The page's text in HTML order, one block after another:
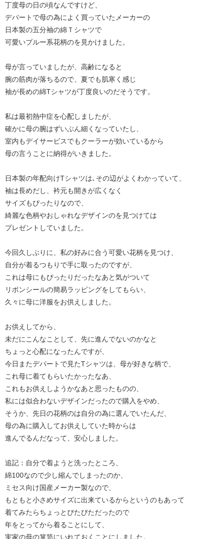
丁度母の日の頃なんですけど、
デパートで母の為によく買っていたメーカーの
日本製の五分袖の綿Ｔシャツで
可愛いプルー系花柄のを見かけました。
母が言っていましたが、高齢になると
腕の筋肉が落ちるので、夏でも肌寒く感じ
袖が長めの綿Tシャツが丁度良いのだそうです。
私は最初熱中症を心配しましたが、
確かに母の腕はずいぶん細くなっていたし、
室内もデイサービスでもクーラーが効いているから
母の言うことに納得がいきました。
日本製の年配向けTシャツは､その辺がよくわかっていて、
袖は長めだし、衿元も開きが広くなく
サイズもぴったりなので、
綺麗な色柄やおしゃれなデザインのを見つけては
プレゼントしていました。
今回久しぶりに、私の好みに合う可愛い花柄を見つけ、
自分が着るつもりで手に取ったのですが、
これは母にもぴったりだったなあと気がついて
リボンシールの簡易ラッピングをしてもらい、
久々に母に洋服をお供えしました。
お供えしてから、
未だにこんなことして、先に進んでないのかなと
ちょっと心配になったんですが、
今日またデパートで見たTシャツは、母が好きな柄で、
これ母に着てもらいたかったなあ、
これもお供えしようかなあと思ったものの、
私には似合わないデザインだったので購入をやめ、
そうか、先日の花柄のは自分の為に選んでいたんだ、
母の為に購入してお供えしていた時からは
進んでるんだなって、安心しました。
追記：自分で着ようと洗ったところ、
綿100なので少し縮んでしまったのか、
ミセス向け国産メーカー製なので、
もともと小さめサイズに出来ているからというのもあって
着てみたらちょっとぴたぴただったので
年をとってから着ることにして、
実家の母の箪笥にいれておくことにしました。